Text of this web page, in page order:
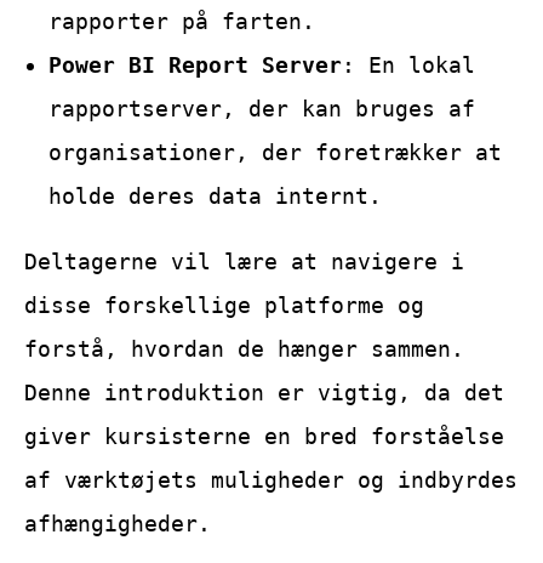
rapporter på farten.
Power BI Report Server: En lokal
rapportserver, der kan bruges af
organisationer, der foretrækker at
holde deres data internt.
Deltagerne vil lære at navigere i
disse forskellige platforme og
forstå, hvordan de hænger sammen.
Denne introduktion er vigtig, da det
giver kursisterne en bred forståelse
af værktøjets muligheder og indbyrdes
afhængigheder.